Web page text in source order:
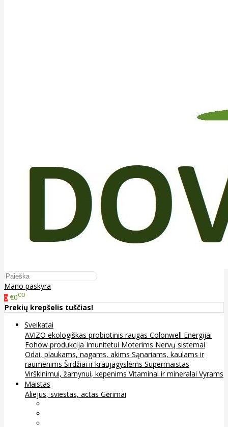
Mano paskyra
0 €000
Prekių krepšelis tuščias!
Sveikatai
AVIZO ekologiškas probiotinis raugas Colonwell Energijai
Fohow produkcija Imunitetui Moterims Nervų sistemai
Odai, plaukams, nagams, akims Sąnariams, kaulams ir
raumenims Širdžiai ir kraujagyslėms Supermaistas
Virškinimui, žarnynui, kepenims Vitaminai ir mineralai Vyrams
Maistas
Aliejus, sviestas, actas Gėrimai